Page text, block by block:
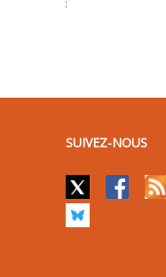
SUIVEZ-NOUS